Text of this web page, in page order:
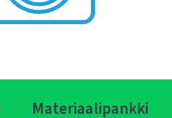
Materiaalipankki